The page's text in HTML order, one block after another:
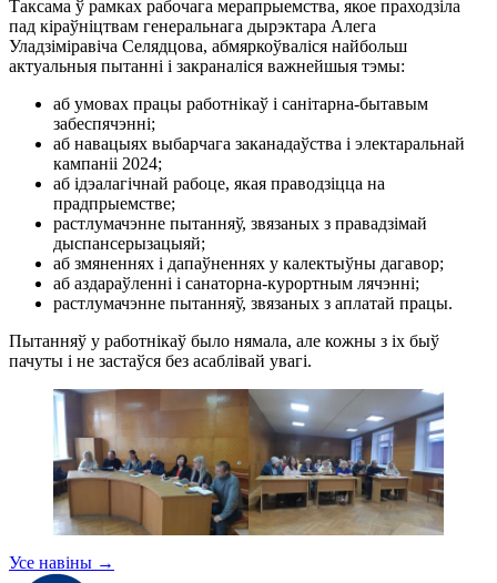
Таксама ў рамках рабочага мерапрыемства, якое праходзіла
пад кіраўніцтвам генеральнага дырэктара Алега
Уладзіміравіча Селядцова, абмяркоўваліся найбольш
актуальныя пытанні і закраналіся важнейшыя тэмы:
аб умовах працы работнікаў і санітарна-бытавым
забеспячэнні;
аб навацыях выбарчага заканадаўства і электаральнай
кампаніі 2024;
аб ідэалагічнай рабоце, якая праводзіцца на
прадпрыемстве;
растлумачэнне пытанняў, звязаных з правадзімай
дыспансерызацыяй;
аб змяненнях і дапаўненнях у калектыўны дагавор;
аб аздараўленні і санаторна-курортным лячэнні;
растлумачэнне пытанняў, звязаных з аплатай працы.
Пытанняў у работнікаў было нямала, але кожны з іх быў
пачуты і не застаўся без асаблівай увагі.
Усе навіны →